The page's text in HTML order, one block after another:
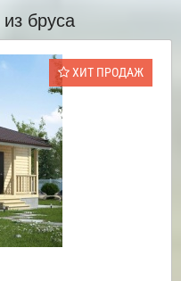
бруса
ХИТ ПРОДАЖ